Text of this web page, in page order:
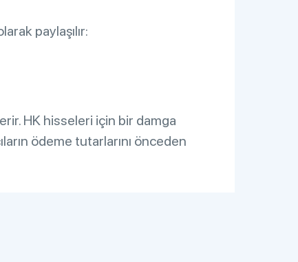
paylaşılır:
HK hisseleri için bir damga
ödeme tutarlarını önceden